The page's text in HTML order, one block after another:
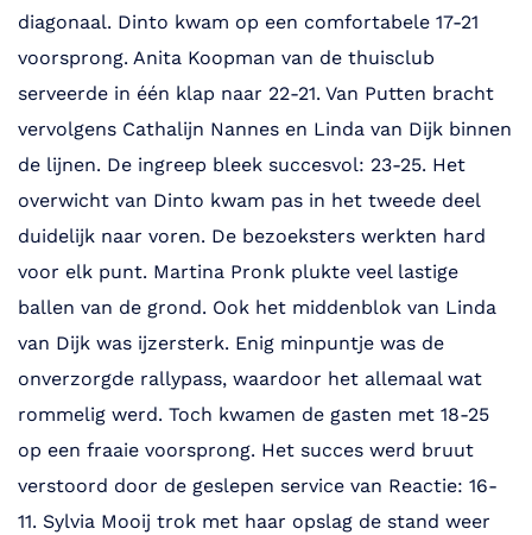
diagonaal. Dinto kwam op een comfortabele 17-21
voorsprong. Anita Koopman van de thuisclub
serveerde in één klap naar 22-21. Van Putten bracht
vervolgens Cathalijn Nannes en Linda van Dijk binnen
de lijnen. De ingreep bleek succesvol: 23-25. Het
overwicht van Dinto kwam pas in het tweede deel
duidelijk naar voren. De bezoeksters werkten hard
voor elk punt. Martina Pronk plukte veel lastige
ballen van de grond. Ook het middenblok van Linda
van Dijk was ijzersterk. Enig minpuntje was de
onverzorgde rallypass, waardoor het allemaal wat
rommelig werd. Toch kwamen de gasten met 18-25
op een fraaie voorsprong. Het succes werd bruut
verstoord door de geslepen service van Reactie: 16-
11. Sylvia Mooij trok met haar opslag de stand weer